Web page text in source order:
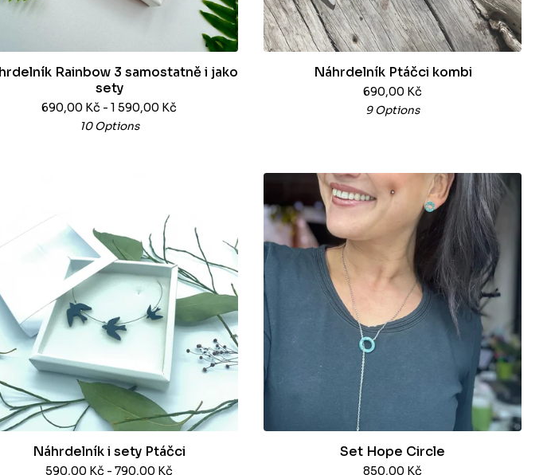
Rainbow 3 samostatně i jako
sety
690,00 Kč - 1 590,00 Kč
10 Options
Náhrdelník Ptáčci kombi
690,00 Kč
9 Options
Náhrdelník i sety Ptáčci
590,00 Kč - 790,00 Kč
Set Hope Circle
850,00 Kč